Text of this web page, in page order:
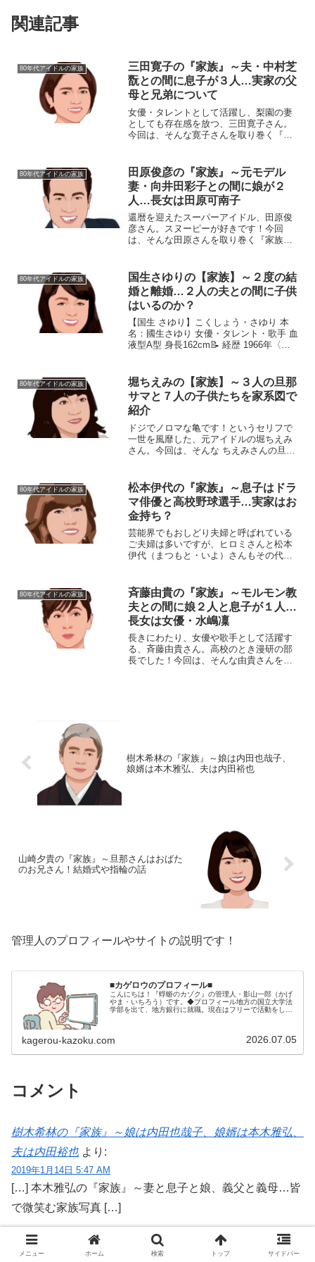
関連記事
80年代アイドルの家族
三田寛子の『家族』～夫・中村芝
翫との間に息子が３人…実家の父
母と兄弟について
女優・タレントとして活躍し、梨園の妻
としても存在感を放つ、三田寛子さん。
今回は、そんな寛子さんを取り巻く『家
年月日：1966年〈昭和41年〉1月27日
身 長：160c...
80年代アイドルの家族
田原俊彦の『家族』～元モデル
妻・向井田彩子との間に娘が２
人…長女は田原可南子
還暦を迎えたスーパーアイドル、田原俊
彦さん。スヌーピーが好きです！今回
は、そんな田原さんを取り巻く『家族』
年〉2月28日身長/体重：175cm/62kg血液
型：B型...
80年代アイドルの家族
国生さゆりの【家族】～２度の結
婚と離婚…２人の夫との間に子供
はいるのか？
【国生 さゆり】こくしょう・さゆり 本
名：國生さゆり 女優・タレント・歌手 血
液型A型 身長162cm📝 経歴 1966年〈昭
居。 佐世保市立春日小学校→鹿屋...
80年代アイドルの家族
堀ちえみの【家族】～３人の旦那
サマと７人の子供たちを家系図で
紹介
ドジでノロマな亀です！というセリフで
一世を風靡した、元アイドルの堀ちえみ
さん。今回は、そんな ちえみさんの旦那
ちえみ）出生名 ：堀 智栄美生年月日：
1967年〈昭和42...
80年代アイドルの家族
松本伊代の『家族』～息子はドラ
マ俳優と高校野球選手…実家はお
金持ち？
芸能界でもおしどり夫婦と呼ばれている
ご夫婦は多いですが、ヒロミさんと松本
伊代（まつもと・いよ）さんもその代表
ロミさんと一緒にバラエティに出演する
ことも多いです。今回は...
80年代アイドルの家族
斉藤由貴の『家族』～モルモン教
夫との間に娘２人と息子が１人…
長女は女優・水嶋凜
長きにわたり、女優や歌手として活躍す
る、斉藤由貴さん。高校のとき漫研の部
長でした！今回は、そんな由貴さんを取
樹木希林の『家族』～娘は内田也哉子、
娘婿は本木雅弘、夫は内田裕也
山崎夕貴の『家族』～旦那さんはおばた
のお兄さん！結婚式や指輪の話
管理人のプロフィールやサイトの説明です！
■カゲロウのプロフィール■
こんにちは！『蜉蝣のカゾク』の管理人・影山一郎（かげ
やま・いちろう）です。◆プロフィール地方の国立大学法
学部を出て、地方銀行に就職。現在はフリーで活動をして
kagerou-kazoku.com 2026.07.05
コメント
樹木希林の『家族』～娘は内田也哉子、娘婿は本木雅弘、
夫は内田裕也 より:
2019年1月14日 5:47 AM
[…] 本木雅弘の『家族』～妻と息子と娘、義父と義母…皆
で微笑む家族写真 […]
返信
メニュー ホーム 検索 トップ サイドバー